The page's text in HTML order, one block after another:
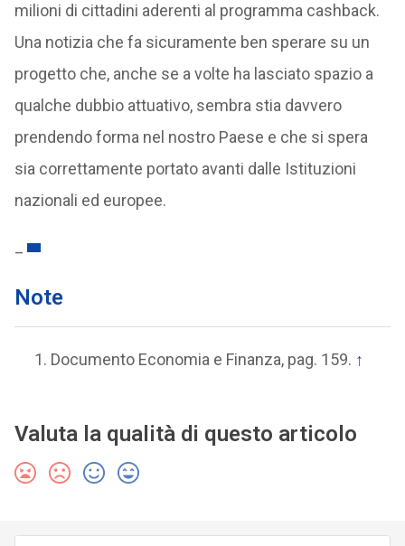
milioni di cittadini aderenti al programma cashback.
Una notizia che fa sicuramente ben sperare su un
progetto che, anche se a volte ha lasciato spazio a
qualche dubbio attuativo, sembra stia davvero
prendendo forma nel nostro Paese e che si spera
sia correttamente portato avanti dalle Istituzioni
nazionali ed europee.
Note
Documento Economia e Finanza, pag. 159. ↑
Valuta la qualità di questo articolo